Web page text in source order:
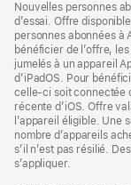
Nouvelles personnes
d’essai. Offre
personnes abonnées à
bénéficier de l’offre,
jumelés à un appareil
d’iPadOS. Pour
celle-ci soit connectée
récente d’iOS. Offre
l’appareil éligible. Une
nombre d’appareils
s’il n’est pas résilié.
s’appliquer.